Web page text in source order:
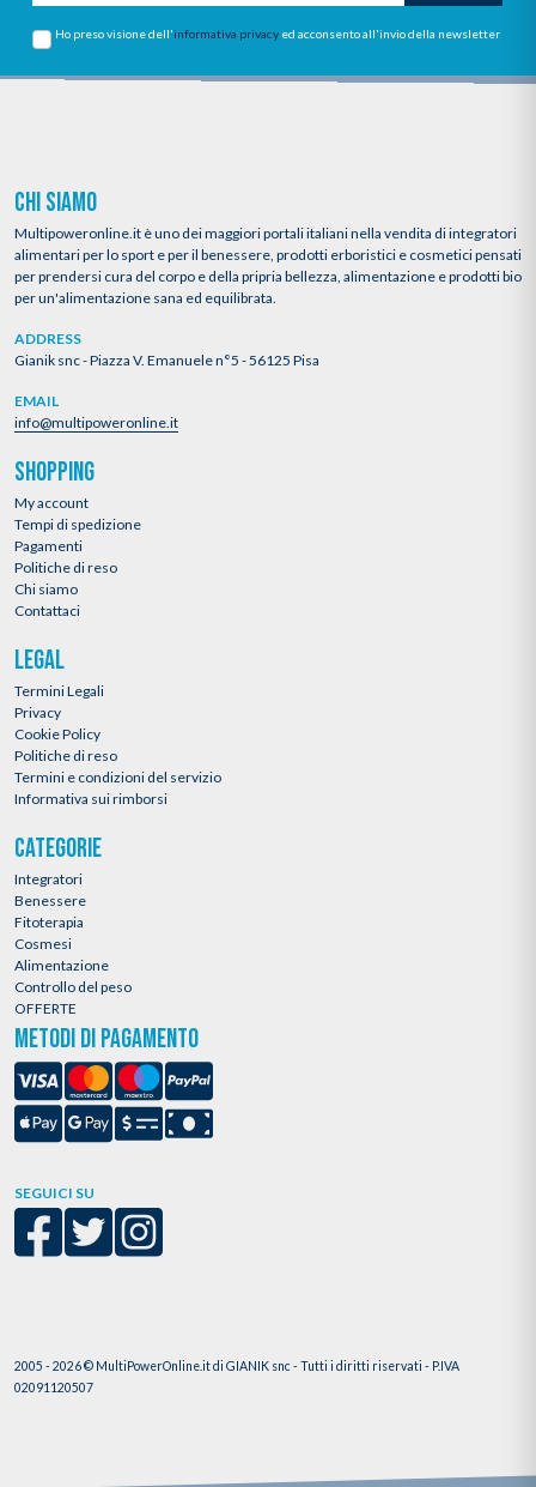
Ho preso visione dell'informativa privacy ed acconsento all'invio della newsletter
CHI SIAMO
Multipoweronline.it è uno dei maggiori portali italiani nella vendita di integratori
alimentari per lo sport e per il benessere, prodotti erboristici e cosmetici pensati
per prendersi cura del corpo e della pripria bellezza, alimentazione e prodotti bio
per un'alimentazione sana ed equilibrata.
ADDRESS
Gianik snc - Piazza V. Emanuele n°5 - 56125 Pisa
EMAIL
info@multipoweronline.it
SHOPPING
My account
Tempi di spedizione
Pagamenti
Politiche di reso
Chi siamo
Contattaci
LEGAL
Termini Legali
Privacy
Cookie Policy
Politiche di reso
Termini e condizioni del servizio
Informativa sui rimborsi
CATEGORIE
Integratori
Benessere
Fitoterapia
Cosmesi
Alimentazione
Controllo del peso
OFFERTE
METODI DI PAGAMENTO
SEGUICI SU
2005 - 2026 © MultiPowerOnline.it di GIANIK snc - Tutti i diritti riservati - P.IVA
02091120507